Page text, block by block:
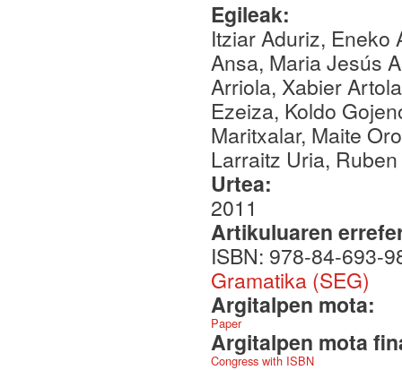
Egileak:
Itziar Aduriz, Eneko
Ansa, Maria Jesús
Arriola, Xabier
Ezeiza, Koldo
Maritxalar, Maite
Larraitz Uria,
Urtea:
2011
Artikuluaren
ISBN: 978-84-693-
Gramatika (SEG)
Argitalpen mota:
Paper
Argitalpen mota
Congress with ISBN